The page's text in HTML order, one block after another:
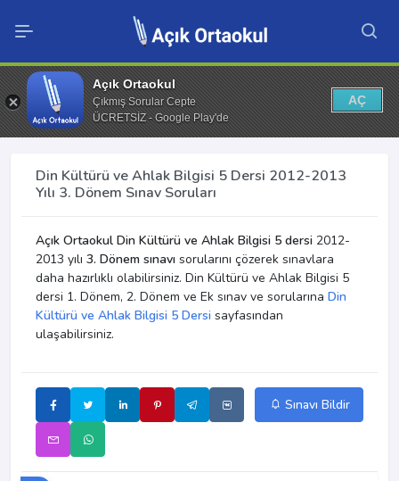
Açık Ortaokul
Çıkmış Sorular Cepte
ÜCRETSİZ - Google Play'de
AÇ
Din Kültürü ve Ahlak Bilgisi 5 Dersi 2012-2013
Yılı 3. Dönem Sınav Soruları
Açık Ortaokul Din Kültürü ve Ahlak Bilgisi 5 dersi 2012-
2013 yılı 3. Dönem sınavı sorularını çözerek sınavlara
daha hazırlıklı olabilirsiniz. Din Kültürü ve Ahlak Bilgisi 5
dersi 1. Dönem, 2. Dönem ve Ek sınav ve sorularına Din
Kültürü ve Ahlak Bilgisi 5 Dersi sayfasından
ulaşabilirsiniz.
Sınavı Bildir